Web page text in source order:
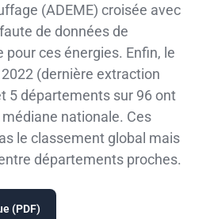
(ADEME) croisée avec
de données de
ces énergies. Enfin, le
(dernière extraction
5 départements sur 96 ont
nationale. Ces
le classement global mais
départements proches.
(PDF)